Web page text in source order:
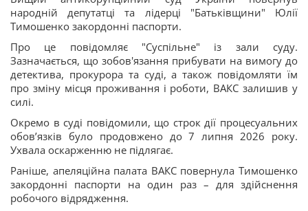
народній депутатці та лідерці "Батьківщини" Юлії
Тимошенко закордонні паспорти.
Про це повідомляє "Суспільне" із зали суду.
Зазначається, що зобов'язання прибувати на вимогу до
детектива, прокурора та суді, а також повідомляти їм
про зміну місця проживання і роботи, ВАКС залишив у
силі.
Окремо в суді повідомили, що строк дії процесуальних
обов’язків було продовжено до 7 липня 2026 року.
Ухвала оскарженню не підлягає.
Раніше, апеляційна палата ВАКС повернула Тимошенко
закордонні паспорти на один раз – для здійснення
робочого відрядження.